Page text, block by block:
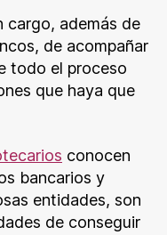
cargo, además de
de acompañar
todo el proceso
que haya que
conocen
bancarios y
entidades, son
de conseguir